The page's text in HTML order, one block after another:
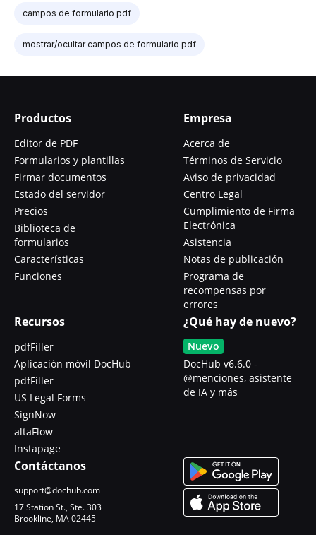
campos de formulario pdf
mostrar/ocultar campos de formulario pdf
Productos
Editor de PDF
Formularios y plantillas
Firmar documentos
Estado del servidor
Precios
Biblioteca de
formularios
Características
Funciones
Empresa
Acerca de
Términos de Servicio
Aviso de privacidad
Centro Legal
Cumplimiento de Firma
Electrónica
Asistencia
Notas de publicación
Programa de
recompensas por
errores
Recursos
pdfFiller
Aplicación móvil DocHub
pdfFiller
US Legal Forms
SignNow
altaFlow
Instapage
¿Qué hay de nuevo?
Nuevo
DocHub v6.6.0 -
@menciones, asistente
de IA y más
Contáctanos
support@dochub.com
17 Station St., Ste. 303
Brookline, MA 02445